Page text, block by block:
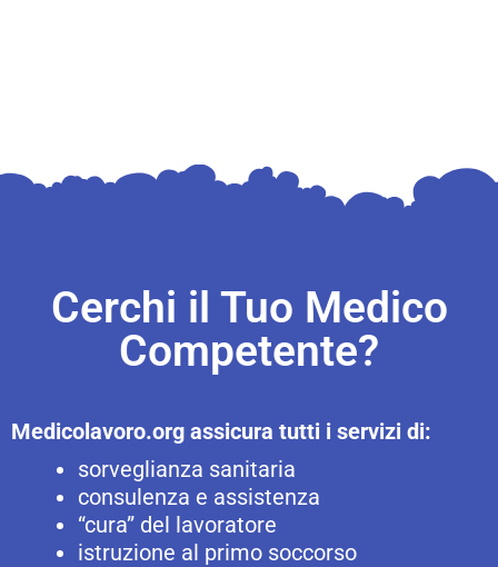
Cerchi il Tuo Medico
Competente?
Medicolavoro.org assicura tutti i servizi di:
sorveglianza sanitaria
consulenza e assistenza
“cura” del lavoratore
istruzione al primo soccorso